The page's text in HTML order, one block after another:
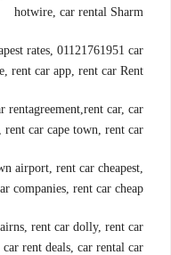
hotwire, car rental Sharm
rates, 01121761951 car
rent car app, rent car Rent
rentagreement,rent car, car
rent car cape town, rent car
airport, rent car cheapest,
companies, rent car cheap
rent car dolly, rent car
car rent deals, car rental car